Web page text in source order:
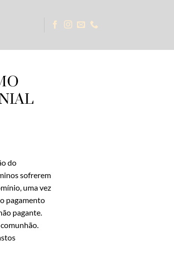
do
sofrerem
uma vez
pagamento
pagante.